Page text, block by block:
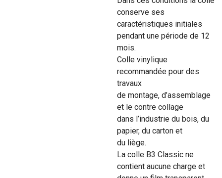
conserve ses
caractéristiques initiales
pendant une période de 12
mois.
Colle vinylique
recommandée pour des
travaux
de montage, d’assemblage
et le contre collage
dans l’industrie du bois, du
papier, du carton et
du liège.
La colle B3 Classic ne
contient aucune charge et